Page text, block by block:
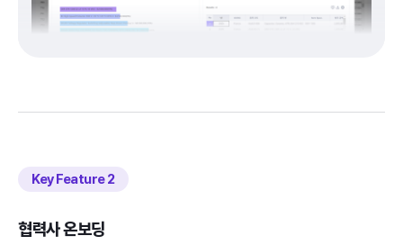
Key Feature
협력사 온보딩